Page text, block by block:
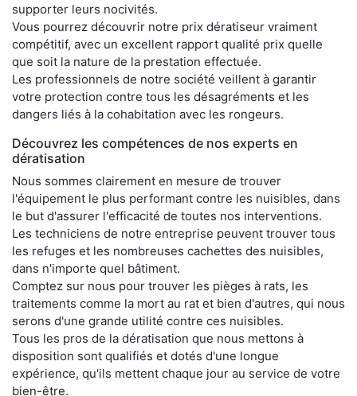
supporter leurs nocivités.
Vous pourrez découvrir notre prix dératiseur vraiment
compétitif, avec un excellent rapport qualité prix quelle
que soit la nature de la prestation effectuée.
Les professionnels de notre société veillent à garantir
votre protection contre tous les désagréments et les
dangers liés à la cohabitation avec les rongeurs.
Découvrez les compétences de nos experts en
dératisation
Nous sommes clairement en mesure de trouver
l'équipement le plus performant contre les nuisibles, dans
le but d'assurer l'efficacité de toutes nos interventions.
Les techniciens de notre entreprise peuvent trouver tous
les refuges et les nombreuses cachettes des nuisibles,
dans n'importe quel bâtiment.
Comptez sur nous pour trouver les pièges à rats, les
traitements comme la mort au rat et bien d'autres, qui nous
serons d'une grande utilité contre ces nuisibles.
Tous les pros de la dératisation que nous mettons à
disposition sont qualifiés et dotés d'une longue
expérience, qu'ils mettent chaque jour au service de votre
bien-être.